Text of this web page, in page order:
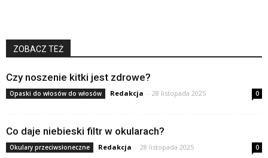
ZOBACZ TEŻ
Czy noszenie kitki jest zdrowe?
Opaski do włosów do włosów Redakcja - 28 listopada 2025 0
Co daje niebieski filtr w okularach?
Okulary przeciwsłoneczne Redakcja - 28 listopada 2025 0